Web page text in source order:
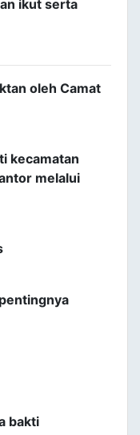
ikut serta
oleh Camat
kecamatan
melalui
bakti